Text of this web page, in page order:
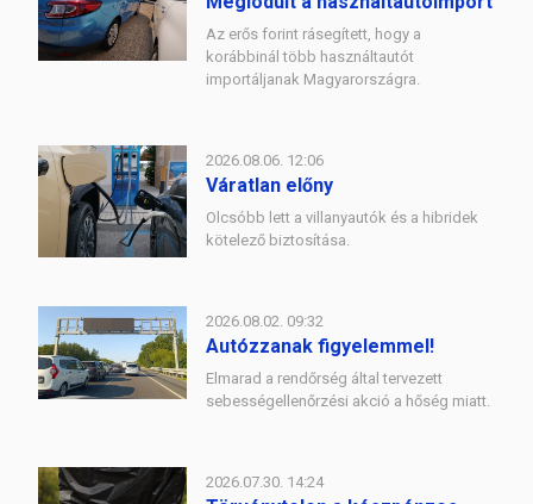
Az erős forint rásegített, hogy a
korábbinál több használtautót
importáljanak Magyarországra.
2026.08.06. 12:06
Váratlan előny
Olcsóbb lett a villanyautók és a hibridek
kötelező biztosítása.
2026.08.02. 09:32
Autózzanak figyelemmel!
Elmarad a rendőrség által tervezett
sebességellenőrzési akció a hőség miatt.
2026.07.30. 14:24